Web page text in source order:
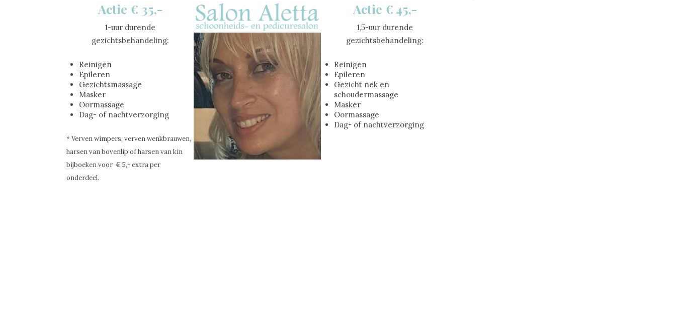
Actie € 35,-
1-uur durende
gezichtsbehandeling:
Reinigen
Epileren
Gezichtsmassage
Masker
Oormassage
Dag- of nachtverzorging
* Verven wimpers, verven wenkbrauwen,
harsen van bovenlip of harsen van kin
bijboeken voor € 5,- extra per
onderdeel.
Actie € 45,-
1,5-uur durende
gezichtsbehandeling:
Reinigen
Epileren
Gezicht nek en
schoudermassage
Masker
Oormassage
Dag- of nachtverzorging